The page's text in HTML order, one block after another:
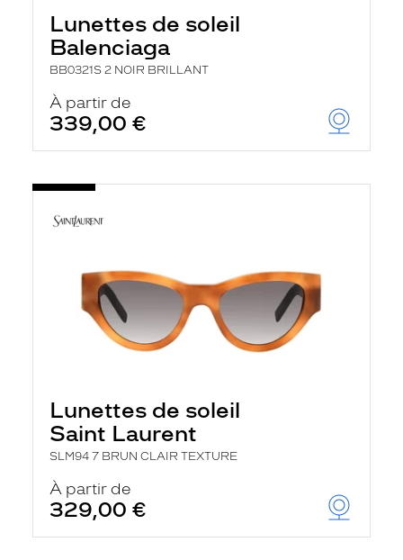
Lunettes de soleil
Balenciaga
BB0321S 2 NOIR BRILLANT
À partir de
339,00 €
Lunettes de soleil
Saint Laurent
SLM94 7 BRUN CLAIR TEXTURE
À partir de
329,00 €